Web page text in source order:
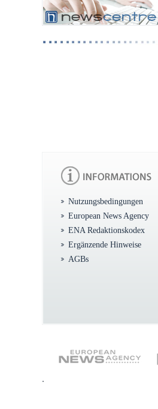
Nutzungsbedingungen
European News Agency
ENA Redaktionskodex
Ergänzende Hinweise
AGBs
.